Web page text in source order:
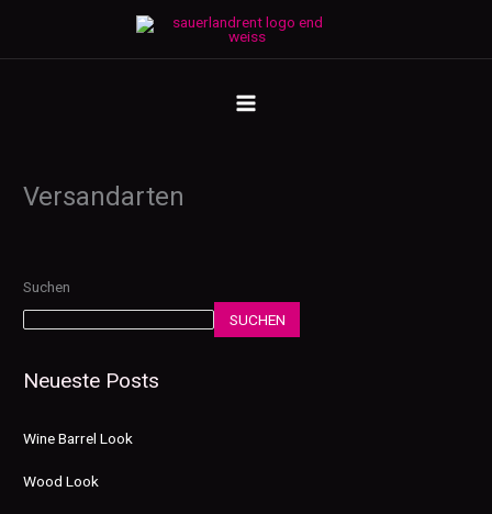
springen
MENU
Versandarten
Suchen
SUCHEN
Neueste Posts
Wine Barrel Look
Wood Look